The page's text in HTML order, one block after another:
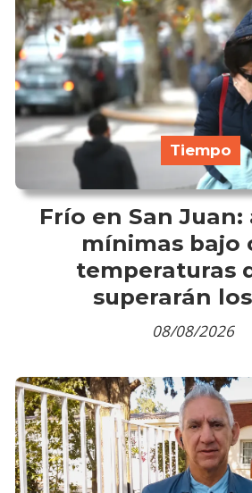
Frío en San
mínimas bajo
temperaturas
superarán los
Tiempo
08/08/2026